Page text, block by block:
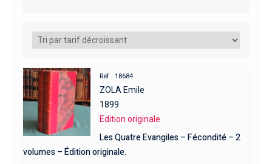
Réf : 18684
ZOLA Emile
1899
Edition originale
Les Quatre Evangiles – Fécondité – 2
volumes – Édition originale.